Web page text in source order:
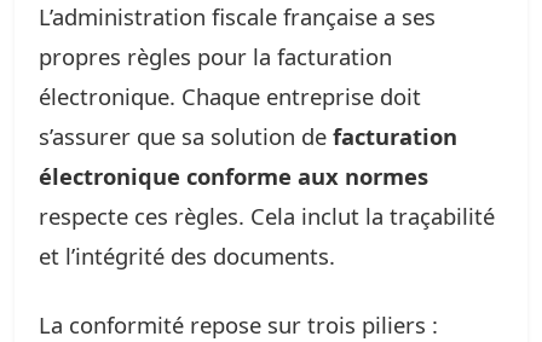
L’administration fiscale française a ses
propres règles pour la facturation
électronique. Chaque entreprise doit
s’assurer que sa solution de facturation
électronique conforme aux normes
respecte ces règles. Cela inclut la traçabilité
et l’intégrité des documents.
La conformité repose sur trois piliers :